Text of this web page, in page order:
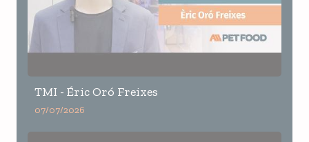
TMI - Éric Oró Freixes
07/07/2026